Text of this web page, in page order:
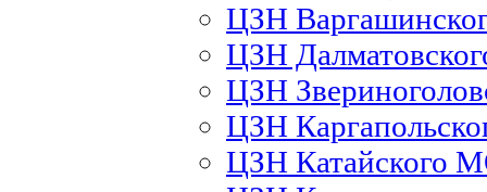
ЦЗН
ЦЗН
ЦЗН
ЦЗН
ЦЗН Катайского